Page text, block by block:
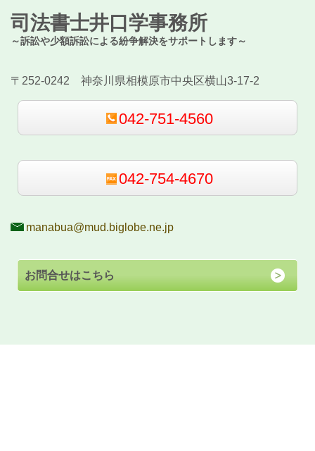
司法書士井口学事務所
～訴訟や少額訴訟による紛争解決をサポートします～
〒252-0242 神奈川県相模原市中央区横山3-17-2
042-751-4560
042-754-4670
manabua@mud.biglobe.ne.jp
お問合せはこちら